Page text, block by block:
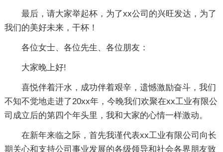
最后，请大家举起杯，为了xx公司的兴旺发达，为了
我们的美好未来，干杯！
各位女士、各位先生、各位朋友：
大家晚上好!
喜悦伴着汗水，成功伴着艰辛，遗憾激励奋斗，我们
不知不觉地走进了20xx年，今晚我们欢聚在xx工业有限公
司成立后的第四个年头里，我和大家的心情一样激动。
在新年来临之际，首先我谨代表xx工业有限公司向长
期关心和支持公司事业发展的各级领导和社会各界朋友致